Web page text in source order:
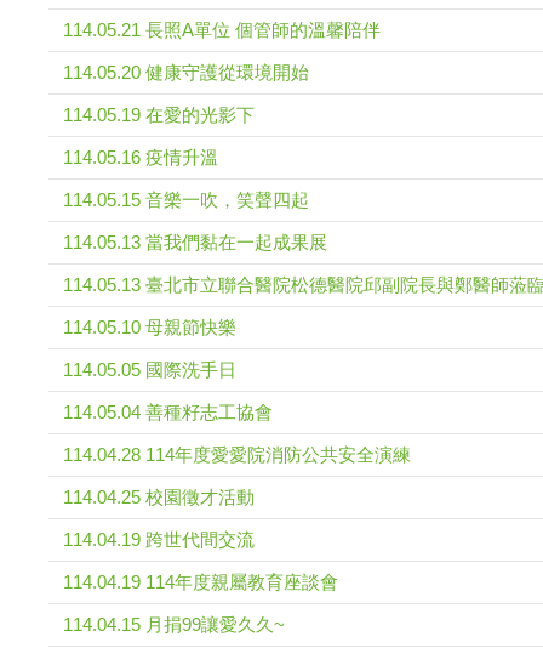
114.05.21 長照A單位 個管師的溫馨陪伴
114.05.20 健康守護從環境開始
114.05.19 在愛的光影下
114.05.16 疫情升溫
114.05.15 音樂一吹，笑聲四起
114.05.13 當我們黏在一起成果展
114.05.13 臺北市立聯合醫院松德醫院邱副院長與鄭醫師蒞
114.05.10 母親節快樂
114.05.05 國際洗手日
114.05.04 善種籽志工協會
114.04.28 114年度愛愛院消防公共安全演練
114.04.25 校園徵才活動
114.04.19 跨世代間交流
114.04.19 114年度親屬教育座談會
114.04.15 月捐99讓愛久久~